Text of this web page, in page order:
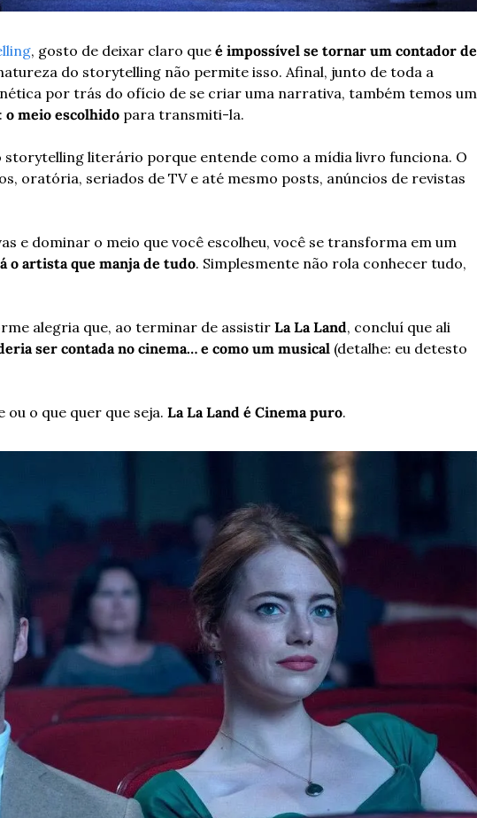
, gosto de deixar claro que é impossível se tornar um contador de
do storytelling não permite isso. Afinal, junto de toda a
por trás do ofício de se criar uma narrativa, também temos um
o meio escolhido para transmiti-la.
storytelling literário porque entende como a mídia livro funciona. O
oratória, seriados de TV e até mesmo posts, anúncios de revistas
e dominar o meio que você escolheu, você se transforma em um
o artista que manja de tudo. Simplesmente não rola conhecer tudo,
alegria que, ao terminar de assistir La La Land, concluí que ali
ser contada no cinema… e como um musical (detalhe: eu detesto
o que quer que seja. La La Land é Cinema puro.